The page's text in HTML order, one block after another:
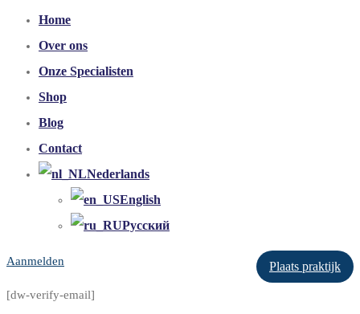
Home
Over ons
Onze Specialisten
Shop
Blog
Contact
Nederlands
English
Русский
Aanmelden Plaats praktijk
[dw-verify-email]